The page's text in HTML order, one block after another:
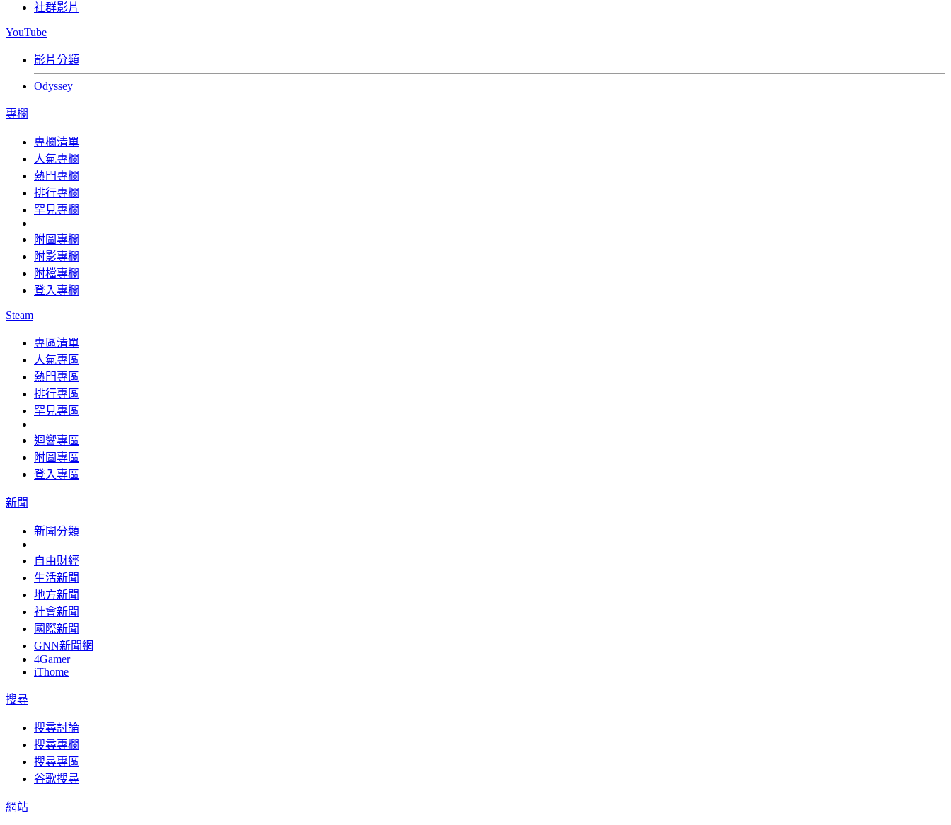
社群影片
YouTube
影片分類
Odyssey
專欄
專欄清單
人氣專欄
熱門專欄
排行專欄
罕見專欄
附圖專欄
附影專欄
附檔專欄
登入專欄
Steam
專區清單
人氣專區
熱門專區
排行專區
罕見專區
迴響專區
附圖專區
登入專區
新聞
新聞分類
自由財經
生活新聞
地方新聞
社會新聞
國際新聞
GNN新聞網
4Gamer
iThome
搜尋
搜尋討論
搜尋專欄
搜尋專區
谷歌搜尋
網站